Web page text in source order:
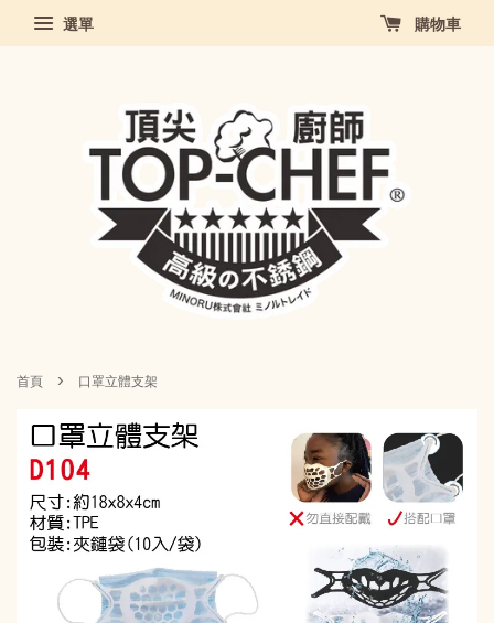
選單 購物車
首頁 › 口罩立體支架